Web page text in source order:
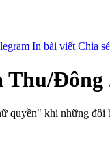
In bài viết Chia
Đông
khi những